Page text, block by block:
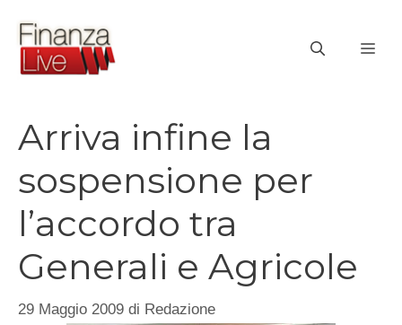
contenuto
Arriva infine la
sospensione per
l’accordo tra
Generali e Agricole
29 Maggio 2009 di Redazione